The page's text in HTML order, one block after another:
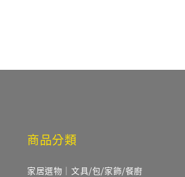
商品分類
家居選物｜文具/包/家飾/餐廚